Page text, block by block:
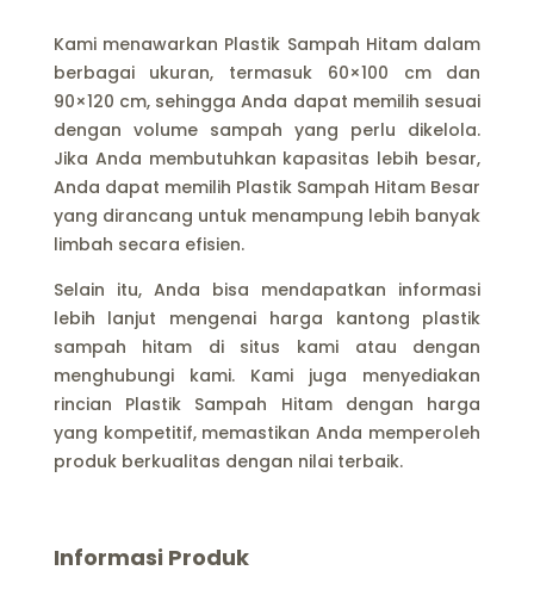
Kami menawarkan Plastik Sampah Hitam dalam
berbagai ukuran, termasuk 60×100 cm dan
90×120 cm, sehingga Anda dapat memilih sesuai
dengan volume sampah yang perlu dikelola.
Jika Anda membutuhkan kapasitas lebih besar,
Anda dapat memilih Plastik Sampah Hitam Besar
yang dirancang untuk menampung lebih banyak
limbah secara efisien.
Selain itu, Anda bisa mendapatkan informasi
lebih lanjut mengenai harga kantong plastik
sampah hitam di situs kami atau dengan
menghubungi kami. Kami juga menyediakan
rincian Plastik Sampah Hitam dengan harga
yang kompetitif, memastikan Anda memperoleh
produk berkualitas dengan nilai terbaik.
Informasi Produk